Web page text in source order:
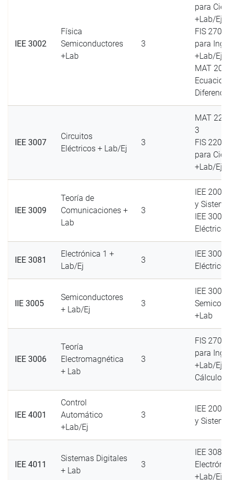
IEE 3002
Física
Semiconductores
+Lab
3
para
+Lab/Ej o
FIS
para Ing.
+Lab/Ej y
MAT
IEE 3007
Circuitos
Eléctricos + Lab/Ej
3
MAT
3
FIS
para
+Lab/Ej
IEE 3009
Teoría de
Comunicaciones +
Lab
3
IEE 2003
y
IEE
IEE 3081
Electrónica 1 +
Lab/Ej
3
IEE
IIE 3005
Semiconductores
+ Lab/Ej
3
IEE
+Lab
IEE 3006
Teoría
Electromagnética
+ Lab
3
FIS
para Ing.
+Lab/Ej
Cálculo 3
IEE 4001
Control
Automático
+Lab/Ej
3
IEE 2003
y
IEE 4011
Sistemas Digitales
+ Lab
3
IEE 3081
+Lab/Ej